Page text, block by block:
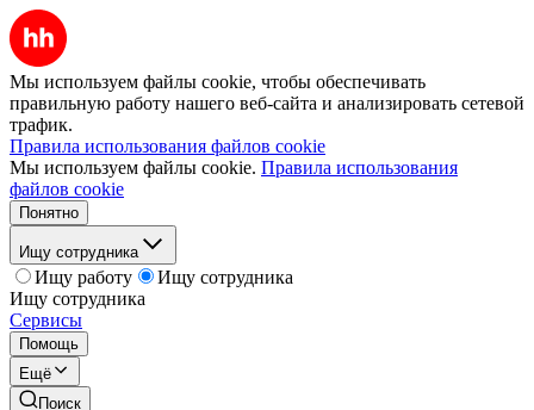
Мы используем файлы cookie, чтобы обеспечивать
правильную работу нашего веб-сайта и анализировать сетевой
трафик.
Правила использования файлов cookie
Мы используем файлы cookie. Правила использования
файлов cookie
Понятно
Ищу сотрудника
Ищу работу
Ищу сотрудника
Ищу сотрудника
Сервисы
Помощь
Ещё
Поиск